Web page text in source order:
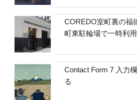
COREDO室町裏の福
町東駐輪場で一時利用
Contact Form 7 入力
る